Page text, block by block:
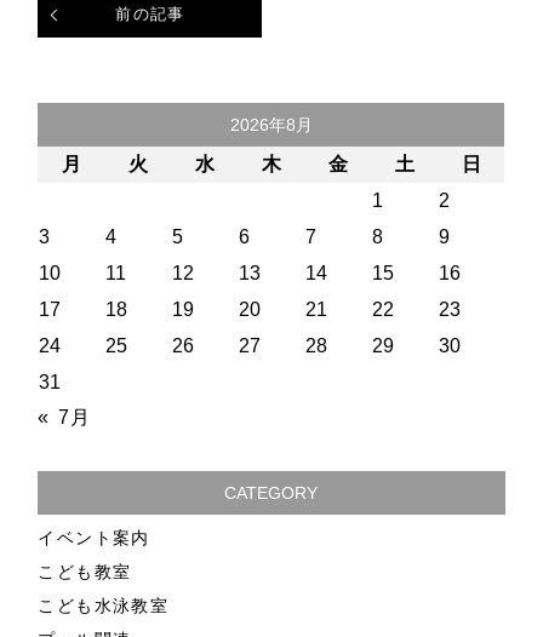
前の記事
2026年8月
月 火 水 木 金 土
日
1
2
3
4 5 6 7 8
9
10
11 12 13 14 15
16
17
18 19 20 21 22
23
24
25 26 27 28 29
30
31
« 7月
CATEGORY
イベント案内
こども教室
こども水泳教室